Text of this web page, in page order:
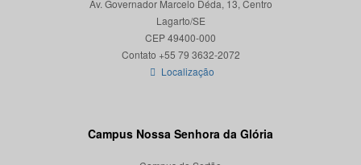
Av. Governador Marcelo Déda, 13, Centro
Lagarto/SE
CEP 49400-000
Localização
Campus Nossa Senhora da Glória